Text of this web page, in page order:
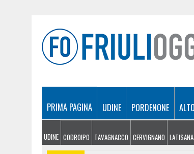
PRIMA PAGINA UDINE PORDENONE
UDINE CODROIPO TAVAGNACCO CERVIGNANO LATISANA